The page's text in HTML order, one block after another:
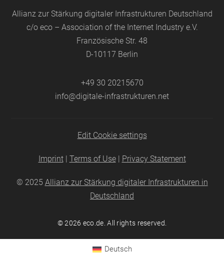
Allianz zur Stärkung digitaler Infrastrukturen Deutschland
c/o eco – Association of the Internet Industry e.V.
Französische Str. 48
D-10117 Berlin
+49 30 20215670
info@digitale-infrastrukturen.net
Edit Cookie settings
Imprint| Terms of Use| Privacy Statement
© 2025 Allianz zur Stärkung digitaler Infrastrukturen in
Deutschland
© 2026 eco.de . All rights reserved.
Deutsch